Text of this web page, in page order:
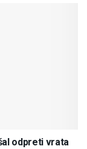
odpreti vrata